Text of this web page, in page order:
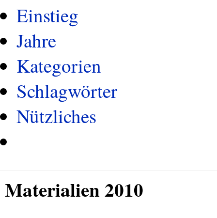
Einstieg
Jahre
Kategorien
Schlagwörter
Nützliches
Materialien 2010